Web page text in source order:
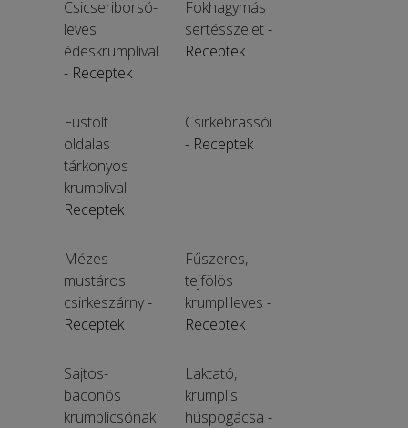
Csicseriborsó-
leves
édeskrumplival
- Receptek
Fokhagymás
sertésszelet-
Receptek
Füstölt
oldalas
tárkonyos
krumplival -
Receptek
Csirkebrassói
- Receptek
Mézes-
mustáros
csirkeszárny-
Receptek
Fűszeres,
tejfölös
krumplileves -
Receptek
Sajtos-
baconös
krumplicsónak
Laktató,
krumplis
húspogácsa -